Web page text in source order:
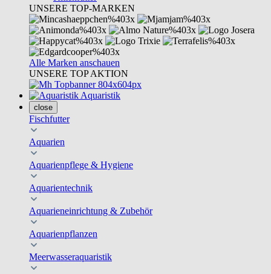
UNSERE TOP-MARKEN
Alle Marken anschauen
UNSERE TOP AKTION
Aquaristik
close
Fischfutter
Aquarien
Aquarienpflege & Hygiene
Aquarientechnik
Aquarieneinrichtung & Zubehör
Aquarienpflanzen
Meerwasseraquaristik